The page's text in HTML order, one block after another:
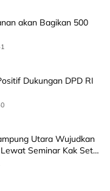
akan Bagikan 500
Dukungan DPD RI
Utara Wujudkan
Seminar Kak Seto,